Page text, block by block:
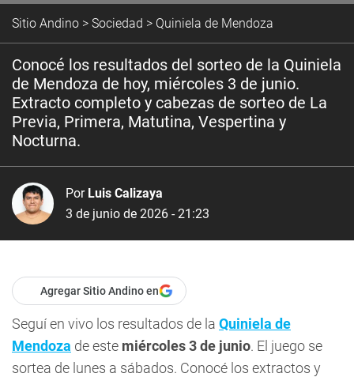
Sitio Andino > Sociedad > Quiniela de Mendoza
Conocé los resultados del sorteo de la Quiniela
de Mendoza de hoy, miércoles 3 de junio.
Extracto completo y cabezas de sorteo de La
Previa, Primera, Matutina, Vespertina y
Nocturna.
Por Luis Calizaya
3 de junio de 2026 - 21:23
Agregar Sitio Andino en
Seguí en vivo los resultados de la Quiniela de
Mendoza de este miércoles 3de junio. El juego se
sortea de lunes a sábados. Conocé los extractos y